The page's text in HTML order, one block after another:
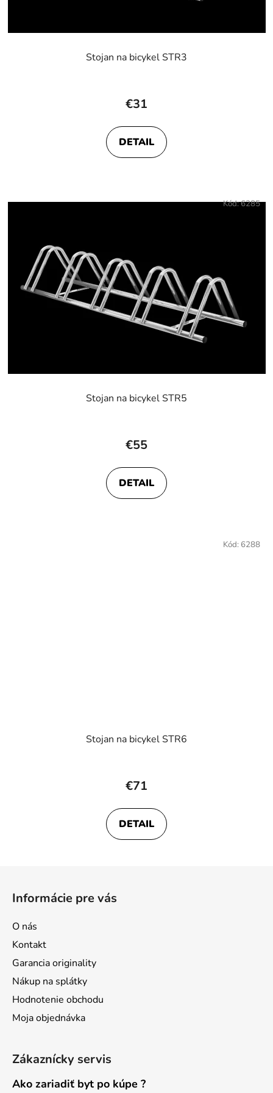
Stojan na bicykel STR3
€31
DETAIL
Stojan na bicykel STR5
€55
DETAIL
Kód:6285
Stojan na bicykel STR6
€71
DETAIL
Kód: 6288
Informácie pre vás
O nás
Kontakt
Garancia originality
Nákup na splátky
Hodnotenie obchodu
Moja objednávka
Zákaznícky servis
Ako zariadiť byt po kúpe ?